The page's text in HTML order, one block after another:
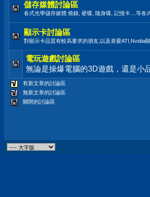
儲存媒體討論區
各式光學儲存媒體 燒錄, 硬碟, 隨身碟, 記憶卡....等各
顯示卡討論區
對顯示卡品質有較高要求的朋友,以及喜愛ATI,Nvidia
電玩遊戲討論區
無論是操爆電腦的3D遊戲，還是小
有新文章的討論區
無新文章的討論區
關閉的討論區